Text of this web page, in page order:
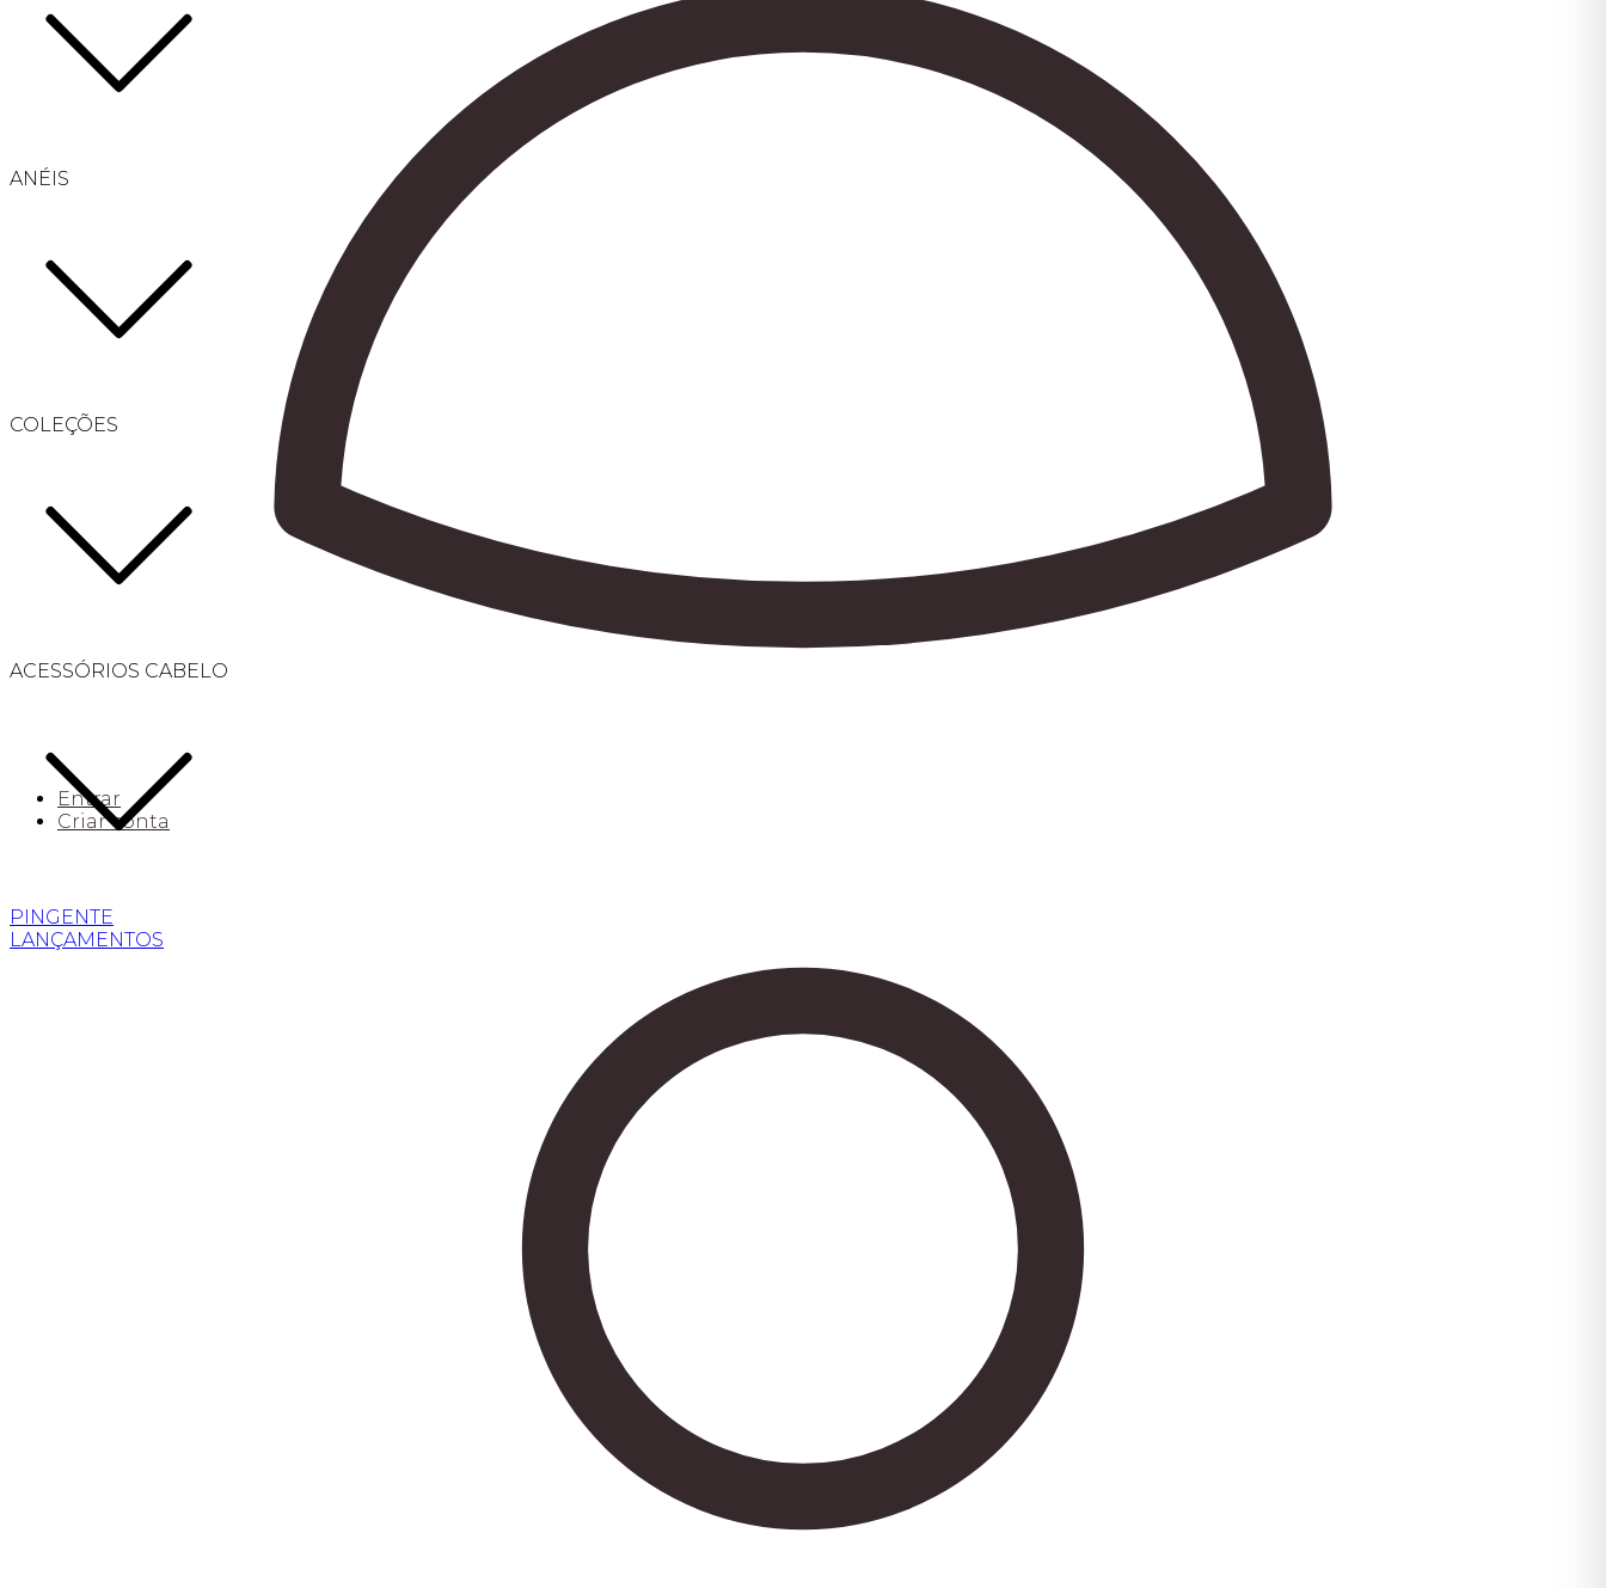
ANÉIS
COLEÇÕES
ACESSÓRIOS CABELO
PINGENTE
LANÇAMENTOS
Entrar
Criar conta